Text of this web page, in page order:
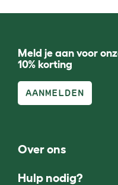
Meld je aan voor
10% korting
AANMELDEN
Over ons
Hulp nodig?